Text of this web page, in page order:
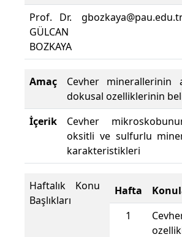
Prof. Dr.
GÜLCAN
BOZKAYA
Amaç
Cevher minerallerinin
dokusal ozelliklerinin
İçerik
Cevher
oksitli ve sulfurlu
karakteristikleri
Haftalık Konu
Başlıkları
Hafta
1